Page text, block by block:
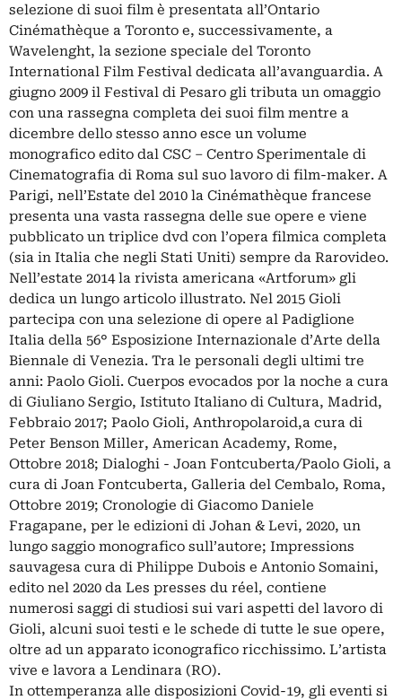
selezione di suoi film è presentata all’Ontario
Cinémathèque a Toronto e, successivamente, a
Wavelenght, la sezione speciale del Toronto
International Film Festival dedicata all’avanguardia. A
giugno 2009 il Festival di Pesaro gli tributa un omaggio
con una rassegna completa dei suoi film mentre a
dicembre dello stesso anno esce un volume
monografico edito dal CSC – Centro Sperimentale di
Cinematografia di Roma sul suo lavoro di film-maker. A
Parigi, nell’Estate del 2010 la Cinémathèque francese
presenta una vasta rassegna delle sue opere e viene
pubblicato un triplice dvd con l’opera filmica completa
(sia in Italia che negli Stati Uniti) sempre da Rarovideo.
Nell’estate 2014 la rivista americana «Artforum» gli
dedica un lungo articolo illustrato. Nel 2015 Gioli
partecipa con una selezione di opere al Padiglione
Italia della 56° Esposizione Internazionale d’Arte della
Biennale di Venezia. Tra le personali degli ultimi tre
anni: Paolo Gioli. Cuerpos evocados por la noche a cura
di Giuliano Sergio, Istituto Italiano di Cultura, Madrid,
Febbraio 2017; Paolo Gioli, Anthropolaroid,a cura di
Peter Benson Miller, American Academy, Rome,
Ottobre 2018; Dialoghi - Joan Fontcuberta/Paolo Gioli, a
cura di Joan Fontcuberta, Galleria del Cembalo, Roma,
Ottobre 2019; Cronologie di Giacomo Daniele
Fragapane, per le edizioni di Johan & Levi, 2020, un
lungo saggio monografico sull’autore; Impressions
sauvagesa cura di Philippe Dubois e Antonio Somaini,
edito nel 2020 da Les presses du réel, contiene
numerosi saggi di studiosi sui vari aspetti del lavoro di
Gioli, alcuni suoi testi e le schede di tutte le sue opere,
oltre ad un apparato iconografico ricchissimo. L’artista
vive e lavora a Lendinara (RO).
In ottemperanza alle disposizioni Covid-19, gli eventi si